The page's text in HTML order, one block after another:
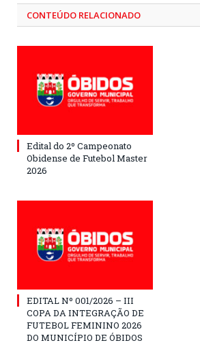
CONTEÚDO RELACIONADO
Edital do 2º Campeonato
Obidense de Futebol Master
2026
EDITAL Nº 001/2026 – III
COPA DA INTEGRAÇÃO DE
FUTEBOL FEMININO 2026
DO MUNICÍPIO DE ÓBIDOS